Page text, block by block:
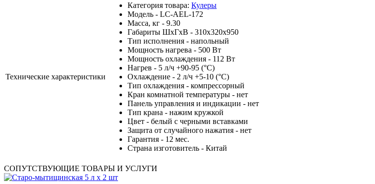
Технические характеристики
Категория товара: Кулеры
Модель - LC-AEL-172
Масса, кг - 9.30
Габариты ШхГхВ - 310х320х950
Тип исполнения - напольный
Мощность нагрева - 500 Вт
Мощность охлаждения - 112 Вт
Нагрев - 5 л/ч +90-95 (°С)
Охлаждение - 2 л/ч +5-10 (°С)
Тип охлаждения - компрессорный
Кран комнатной температуры - нет
Панель управления и индикации - нет
Тип крана - нажим кружкой
Цвет - белый с черными вставками
Защита от случайного нажатия - нет
Гарантия - 12 мес.
Страна изготовитель - Китай
СОПУТСТВУЮЩИЕ ТОВАРЫ И УСЛУГИ